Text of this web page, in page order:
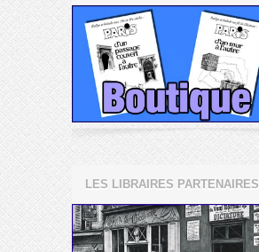
LES LIBRAIRES PARTENAIRES